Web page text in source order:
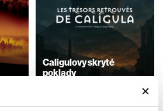
Caligulovy skryté
poklady